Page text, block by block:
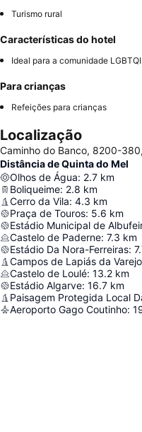
Turismo rural
Características do hotel
Para crianças
Refeições para crianças
Localização
Caminho do Banco, 8200-
Distância de Quinta do Mel
Olhos de Água: 2.7 km
Boliqueime: 2.8 km
Cerro da Vila: 4.3 km
Praça de Touros: 5.6 km
Estádio Municipal de
Castelo de Paderne: 7.3 km
Estádio Da Nora-Ferreiras:
Campos de Lapiás da
Castelo de Loulé: 13.2 km
Estádio Algarve: 16.7 km
Paisagem Protegida Local
Aeroporto Gago Coutinho: